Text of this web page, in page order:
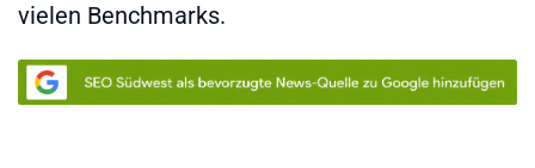
vielen Benchmarks.